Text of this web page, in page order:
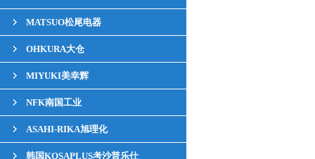
MATSUO松尾电器
OHKURA大仓
MIYUKI美幸辉
NFK南国工业
ASAHI-RIKA旭理化
韩国KOSAPLUS考沙普乐仕